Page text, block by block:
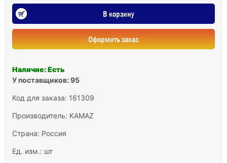
В корзину
Оформить заказ
Наличие: Есть
У поставщиков: 95
Код для заказа: 161309
Производитель: KAMAZ
Страна: Россия
Ед. изм.: шт